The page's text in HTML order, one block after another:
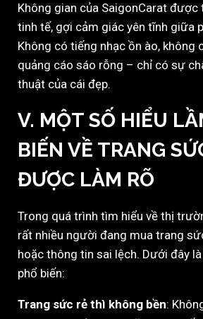
Không gian của SaigonCarat được
tinh tế, gợi cảm giác yên tĩnh giữa
Không có tiếng nhạc ồn ào, không
quảng cáo sáo rỗng – chỉ có sự
thuật của cái đẹp.
V. MỘT SỐ HIỂU
BIẾN VỀ TRANG
ĐƯỢC LÀM RÕ
Trong quá trình tìm hiểu về thị
rất nhiều người đang mua trang
hoặc thông tin sai lệch. Dưới đây
phổ biến:
Trang sức rẻ thì không bền: